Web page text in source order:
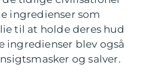
ingredienser som
til at holde deres hud
ingredienser blev også
og salver.